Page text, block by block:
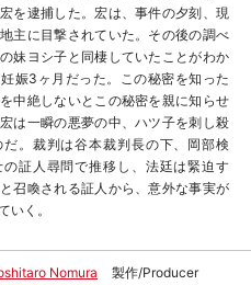
を逮捕した。宏は、事件の夕刻、現
主に目撃されていた。その後の調べ
妹ヨシ子と同棲していたことがわか
娠3ヶ月だった。この秘密を知った
中絶しないとこの秘密を親に知らせ
は一瞬の悪夢の中、ハツ子を刺し殺
だ。裁判は谷本裁判長の下、岡部検
証人尋問で推移し、法廷は緊迫す
召喚される証人から、意外な事実が
いく。
Nomura
製作/Producer